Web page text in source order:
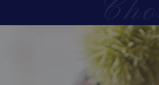
Home